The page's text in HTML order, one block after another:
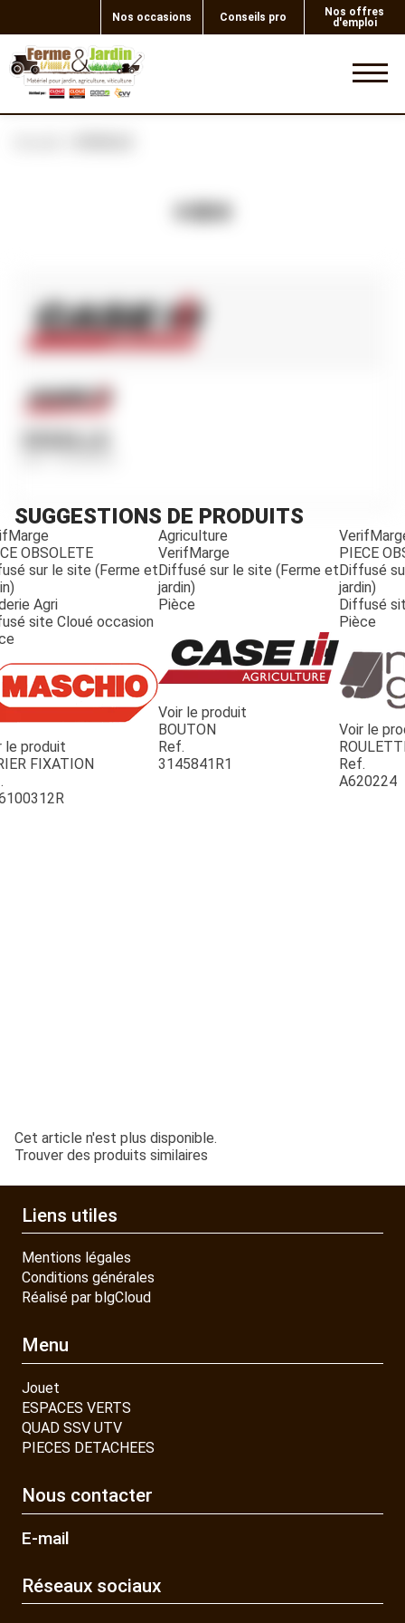
Nos occasions Conseils pro
Nos offres
d'emploi
JOUET
Ref. 723593R1
SUGGESTIONS DE PRODUITS
OBSOLETE
sur le site (Ferme et
Agri
site Cloué occasion
le produit
FIXATION
Agriculture
VerifMarge
Diffusé sur le site (Ferme et
jardin)
Pièce
Voir le produit
BOUTON
Ref.
3145841R1
PIECE
Diffusé
jardin)
Diffusé
Pièce
Voir le
Ref.
A620224
Cet article n'est plus disponible.
Trouver des produits similaires
Liens utiles
Mentions légales
Conditions générales
Réalisé par blgCloud
Menu
Jouet
ESPACES VERTS
QUAD SSV UTV
PIECES DETACHEES
Nous contacter
E-mail
Réseaux sociaux